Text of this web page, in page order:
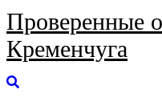
Проверенные
Кременчуга